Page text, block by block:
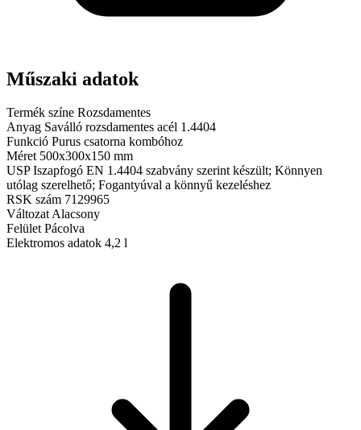
Műszaki adatok
Termék színe Rozsdamentes
Anyag Saválló rozsdamentes acél 1.4404
Funkció Purus csatorna kombóhoz
Méret 500x300x150 mm
USP Iszapfogó EN 1.4404 szabvány szerint készült; Könnyen
utólag szerelhető; Fogantyúval a könnyű kezeléshez
RSK szám 7129965
VáltozatAlacsony
Felület Pácolva
Elektromos adatok 4,2 l